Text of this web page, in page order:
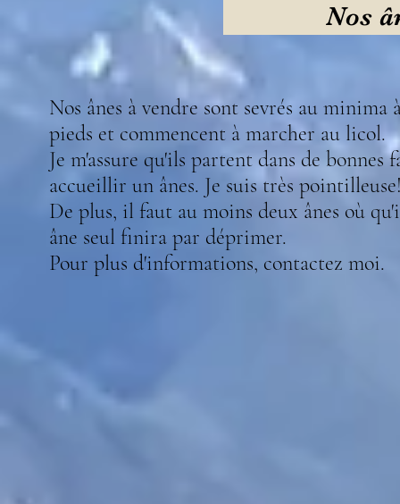
Nos
Nos ânes à vendre sont sevrés au
pieds et commencent à marcher au licol.
Je m'assure qu'ils partent dans de
accueillir un ânes. Je suis très
De plus, il faut au moins deux ânes où
âne seul finira par déprimer.
Pour plus d'informations, contactez moi.